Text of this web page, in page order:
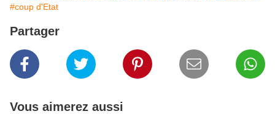
#coup d'Etat
Partager
Vous aimerez aussi